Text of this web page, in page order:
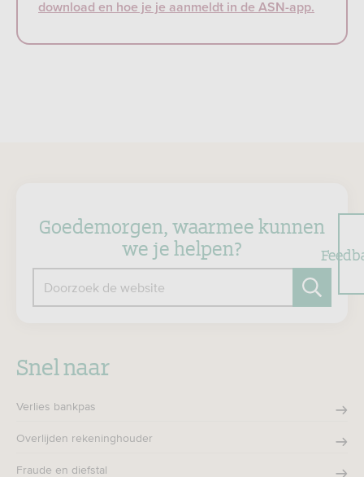
download en hoe je je aanmeldt in de ASN-app.
Goedemorgen, waarmee kunnen
we je helpen?
Doorzoek de website
Snel naar
Verlies bankpas
Overlijden rekeninghouder
Fraude en diefstal